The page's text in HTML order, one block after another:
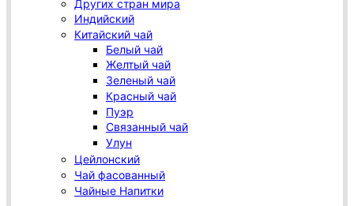
Других стран мира
Индийский
Китайский чай
Белый чай
Желтый чай
Зеленый чай
Красный чай
Пуэр
Связанный чай
Улун
Цейлонский
Чай фасованный
Чайные Напитки